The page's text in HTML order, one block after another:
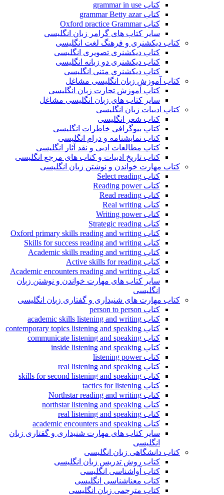
کتاب grammar in use
کتاب grammar Betty azar
کتاب Oxford practice Grammar
سایر کتاب های گرامر زبان انگلیسی
کتاب دیکشنری و فرهنگ لغت انگلیسی
کتاب دیکشنری تصویری انگلیسی
کتاب دیکشنری دو زبانه انگلیسی
کتاب دیکشنری متنی انگلیسی
کتاب آموزش زبان انگلیسی مشاغل
کتاب آموزش تجارت زبان انگلیسی
سایر کتاب های زبان انگلیسی مشاغل
کتاب ادبیات زبان انگلیسی
کتاب شعر انگلیسی
کتاب بیوگرافی خاطرات انگلیسی
کتاب نمایشنامه و درام انگلیسی
کتاب مطالعات ادبی و نقد آثار انگلیسی
کتاب تاریخ ادبیات و کتاب های مرجع انگلیسی
کتاب مهارت خواندن و نوشتن زبان انگلیسی
کتاب Select reading
کتاب Reading power
کتاب Read reading
کتاب Real writing
کتاب Writing power
کتاب Strategic reading
کتاب Oxford primary skills reading and writing
کتاب Skills for success reading and writing
کتاب Academic skills reading and writing
کتاب Active skills for reading
کتاب Academic encounters reading and writing
سایر کتاب های مهارت خواندن و نوشتن زبان
انگلیسی
کتاب مهارت های شنیداری و گفتاری زبان انگلیسی
کتاب person to person
کتاب academic skills listening and writing
کتاب contemporary topics listening and speaking
کتاب communicate listening and speaking
کتاب inside listening and speaking
کتاب listening power
کتاب real listening and speaking
کتاب skills for second listening and speaking
کتاب tactics for listening
کتاب Northstar reading and writing
کتاب northstar listening and speaking
کتاب real listening and speaking
کتاب academic encounters and speaking
سایر کتاب های مهارت شنیداری و گفتاری زبان
انگلیسی
کتاب دانشگاهی زبان انگلیسی
کتاب روش تدریس زبان انگلیسی
کتاب آواشناسی انگلیسی
کتاب معناشناسی انگلیسی
کتاب مترجمی زبان انگلیسی